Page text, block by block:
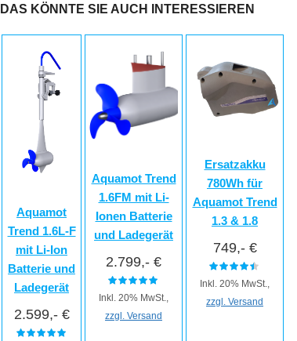
DAS KÖNNTE SIE AUCH INTERESSIEREN
Aquamot
Trend 1.6L-F
mit Li-Ion
Batterie und
Ladegerät
2.599,- €
Aquamot Trend
1.6FM mit Li-
Ionen Batterie
und Ladegerät
2.799,- €
Inkl. 20% MwSt.,
zzgl. Versand
Ersatzakku
780Wh für
Aquamot Trend
1.3 & 1.8
749,- €
Inkl. 20% MwSt.,
zzgl. Versand